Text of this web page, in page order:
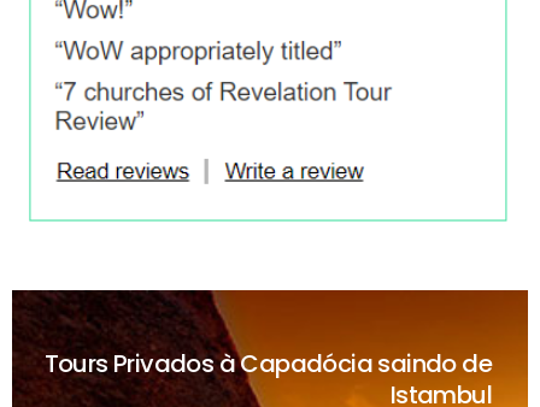
Tours Privados à Capadócia saindo de
Istambul